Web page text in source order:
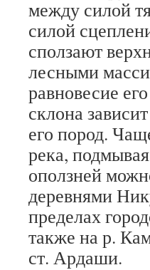
между силой
силой
сползают
лесными
равновесие
склона
его пород.
река,
оползней
деревнями
пределах
также на р.
ст. Ардаши.